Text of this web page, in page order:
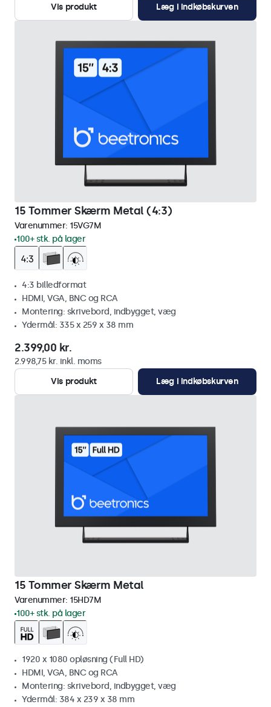
Vis produkt
Læg i indkøbskurven
15 Tommer Skærm Metal (4:3)
Varenummer: 15VG7M
100+ stk. på lager
4:3 billedformat
HDMI, VGA, BNC og RCA
Montering: skrivebord, indbygget, væg
Ydermål: 335 x 259 x 38 mm
2.399,00 kr.
2.998,75 kr. inkl. moms
Vis produkt
Læg i indkøbskurven
15 Tommer Skærm Metal
Varenummer: 15HD7M
100+ stk. på lager
1920 x 1080 opløsning (Full HD)
HDMI, VGA, BNC og RCA
Montering: skrivebord, indbygget, væg
Ydermål: 384 x 239 x 38 mm